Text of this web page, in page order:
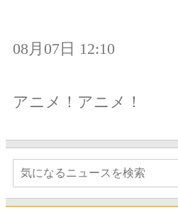
08月07日 12:10
アニメ！アニメ！